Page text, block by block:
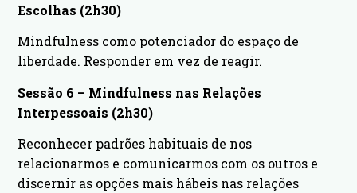
Escolhas (2h30)
Mindfulness como potenciador do espaço de
liberdade. Responder em vez de reagir.
Sessão 6 – Mindfulness nas Relações
Interpessoais (2h30)
Reconhecer padrões habituais de nos
relacionarmos e comunicarmos com os outros e
discernir as opções mais hábeis nas relações